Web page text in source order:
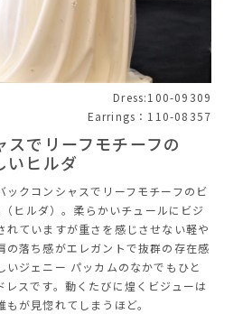
Dress:100-09309
Earrings：110-08357
スでリーフモチーフの
いヒルダ
ックコンシャスでリーフモチーフのビ
ヒルダ）。柔らかいチュールにビジ
れていますが重さを感じさせない軽や
の落ち感がエレガントで抜群の存在感
いジェニー パッカムのなかでもひと
レスです。動くたびに煌くビジューは
が見惚れてしまうほど。